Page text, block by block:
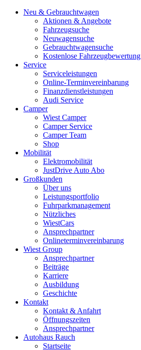
Neu & Gebrauchtwagen
Aktionen & Angebote
Fahrzeugsuche
Neuwagensuche
Gebrauchtwagensuche
Kostenlose Fahrzeugbewertung
Service
Serviceleistungen
Online-Terminvereinbarung
Finanzdienstleistungen
Audi Service
Camper
Wiest Camper
Camper Service
Camper Team
Shop
Mobilität
Elektromobilität
JustDrive Auto Abo
Großkunden
Über uns
Leistungsportfolio
Fuhrparkmanagement
Nützliches
WiestCars
Ansprechpartner
Onlineterminvereinbarung
Wiest Group
Ansprechpartner
Beiträge
Karriere
Ausbildung
Geschichte
Kontakt
Kontakt & Anfahrt
Öffnungszeiten
Ansprechpartner
Autohaus Rauch
Startseite